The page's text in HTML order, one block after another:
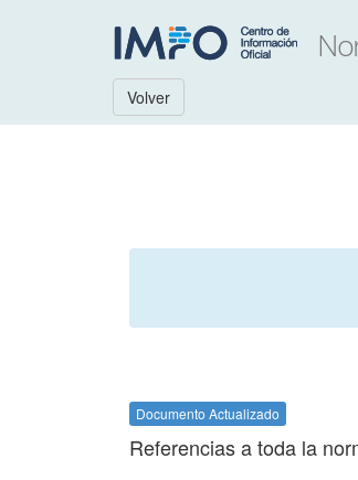
Volver
Documento Actualizado
Referencias a toda la